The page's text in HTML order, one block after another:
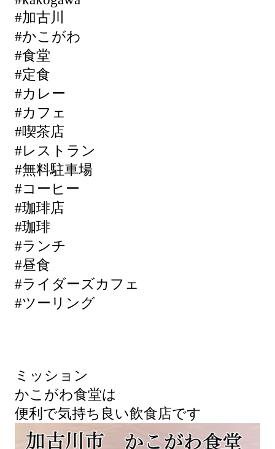
#加古川
#かこがわ
#食堂
#定食
#カレー
#カフェ
#喫茶店
#レストラン
#無料駐車場
#コーヒー
#珈琲店
#珈琲
#ランチ
#昼食
#ライダーズカフェ
#ツーリング
ミッション
かこがわ食堂は
便利で気持ち良い飲食店です